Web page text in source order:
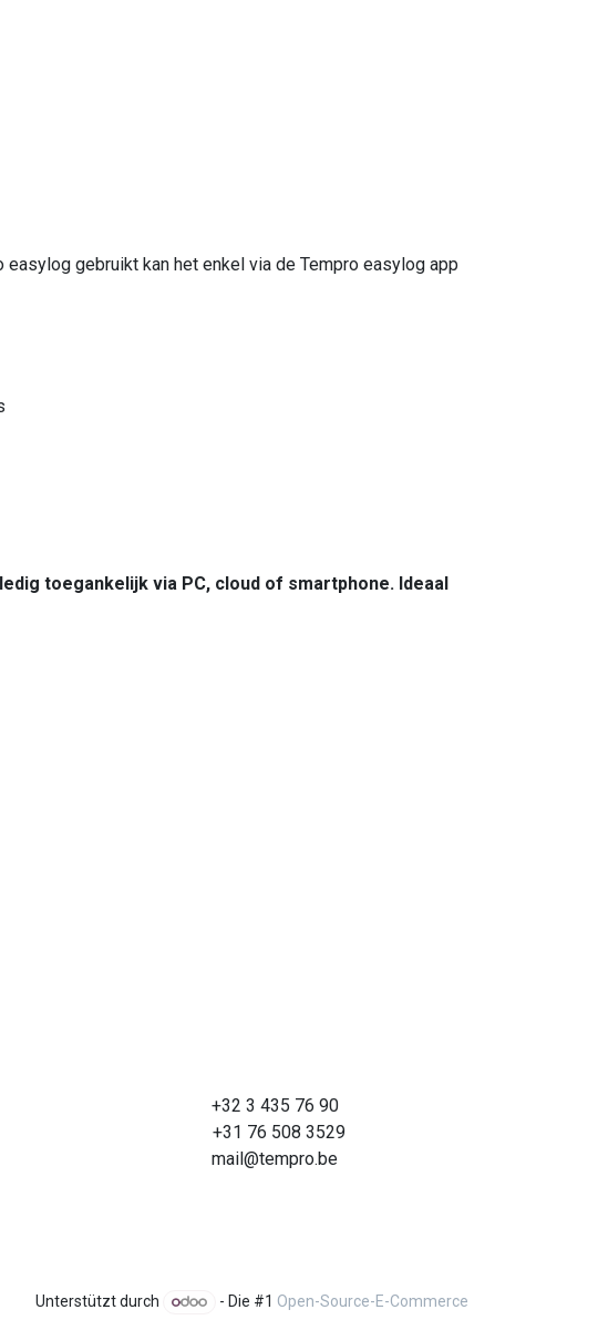
gebruikt kan het enkel via de Tempro easylog app
toegankelijk via PC, cloud of smartphone. Ideaal
+32 3 435 76 90
+31 76 508 3529
mail@tempro.be
Unterstützt durch
- Die #1 Open-Source-E-Commerce